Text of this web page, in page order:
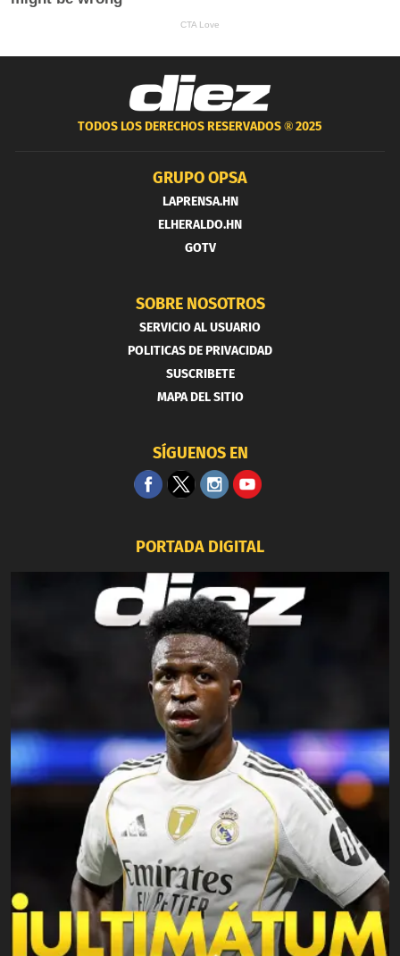
TODOS LOS DERECHOS RESERVADOS ®2025
GRUPO OPSA
LAPRENSA.HN
ELHERALDO.HN
GOTV
SOBRE NOSOTROS
SERVICIO AL USUARIO
POLITICAS DE PRIVACIDAD
SUSCRIBETE
MAPA DEL SITIO
SÍGUENOS EN
PORTADA DIGITAL